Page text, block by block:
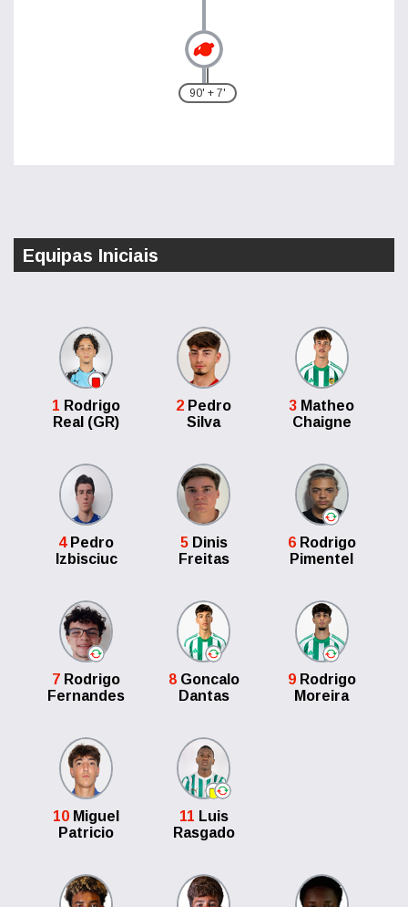
90' + 7'
Equipas Iniciais
1 Rodrigo
Real (GR)
2 Pedro
Silva
3 Matheo
Chaigne
4Pedro
Izbisciuc
5Dinis
Freitas
6Rodrigo
Pimentel
7 Rodrigo
Fernandes
8Goncalo
Dantas
9Rodrigo
Moreira
10 Miguel
Patricio
11 Luis
Rasgado